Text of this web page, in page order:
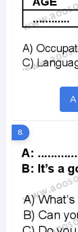
A
8.